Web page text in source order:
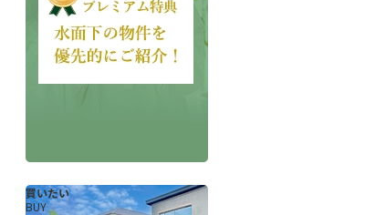
当社について 会社概要
買いたい
BUY